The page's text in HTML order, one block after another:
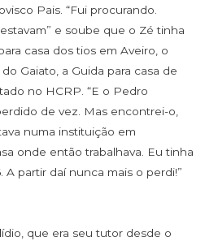
Pais. “Fui procurando.
e soube que o Zé tinha
casa dos tios em Aveiro, o
Gaiato, a Guida para casa de
no HCRP. “E o Pedro
de vez. Mas encontrei-o,
numa instituição em
onde então trabalhava. Eu tinha
A partir daí nunca mais o perdi!”
que era seu tutor desde o